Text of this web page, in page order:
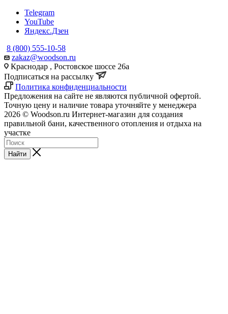
Telegram
YouTube
Яндекс.Дзен
8 (800) 555-10-58
zakaz@woodson.ru
Краснодар , Ростовское шоссе 26а
Подписаться на рассылку
Политика конфиденциальности
Предложения на сайте не являются публичной офертой.
Точную цену и наличие товара уточняйте у менеджера
2026 © Woodson.ru Интернет-магазин для создания
правильной бани, качественного отопления и отдыха на
участке
Найти